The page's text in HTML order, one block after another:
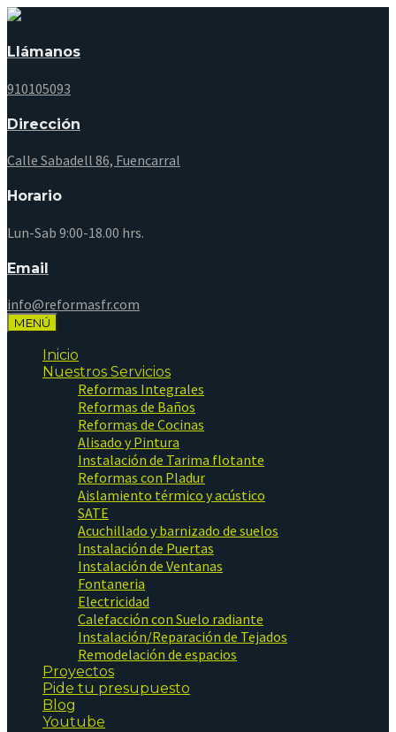
Llámanos
910105093
Dirección
Calle Sabadell 86, Fuencarral
Horario
Lun-Sab 9:00-18.00 hrs.
Email
info@reformasfr.com
MENÚ
Inicio
Nuestros Servicios
Reformas Integrales
Reformas de Baños
Reformas de Cocinas
Alisado y Pintura
Instalación de Tarima flotante
Reformas con Pladur
Aislamiento térmico y acústico
SATE
Acuchillado y barnizado de suelos
Instalación de Puertas
Instalación de Ventanas
Fontaneria
Electricidad
Calefacción con Suelo radiante
Instalación/Reparación de Tejados
Remodelación de espacios
Proyectos
Pide tu presupuesto
Blog
Youtube